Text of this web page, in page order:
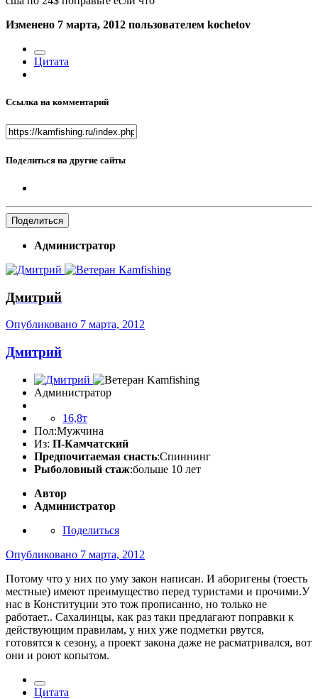
Изменено 7 марта, 2012 пользователем kochetov
Цитата
Ссылка на комментарий
Поделиться на другие сайты
Поделиться
Администратор
Дмитрий
Опубликовано 7 марта, 2012
Дмитрий
Администратор
16,8т
Пол:Мужчина
Из: П-Камчатский
Предпочитаемая снасть:Спиннинг
Рыболовный стаж:больше 10 лет
Автор
Администратор
Поделиться
Опубликовано 7 марта, 2012
Потому что у них по уму закон написан. И аборигены (тоесть
местные) имеют преимущество перед туристами и прочими.У
нас в Конституции это тож прописанно, но только не
работает.. Сахалинцы, как раз таки предлагают поправки к
действующим правилам, у них уже подметки рвутся,
готовятся к сезону, а проект закона даже не расматривался, вот
они и роют копытом.
Цитата